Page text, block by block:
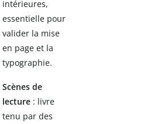
intérieures,
essentielle pour
valider la mise
en page et la
typographie.
Scènes de
lecture : livre
tenu par des